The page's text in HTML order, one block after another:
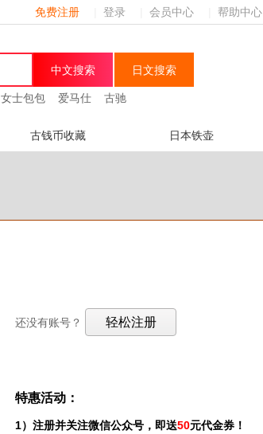
免费注册 登录 会员中心 帮助中心
女士包包 爱马仕 古驰
古钱币收藏 日本铁壶
还没有账号？
特惠活动：
1）注册并关注微信公众号，即送50元代金券！